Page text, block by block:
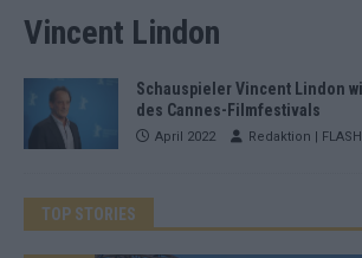
Vincent Lindon
Schauspieler Vincent Lindon
des Cannes-Filmfestivals
April 2022 Redaktion |
TOP STORIES